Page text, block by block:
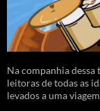
Na companhia
leitoras de todas as
levados a uma